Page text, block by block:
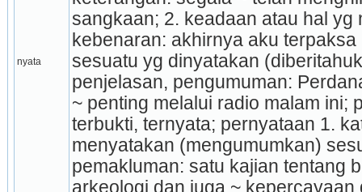
nyata
sangkaan; 2. keadaan atau hal yg
kebenaran: akhirnya aku
sesuatu yg dinyatakan
penjelasan, pengumuman:
~ penting melalui radio malam ini;
terbukti, ternyata; pernyataan 1.
menyatakan (mengumumkan)
pemakluman: satu kajian tentang
arkeologi dan juga ~ ke­percayaan